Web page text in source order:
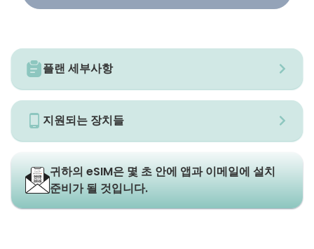
플랜 세부사항
지원되는 장치들
귀하의 eSIM은 몇 초 안에 앱과 이메일에 설치
준비가 될 것입니다.